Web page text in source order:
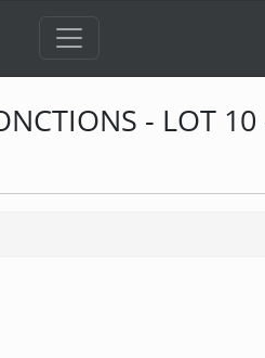
- LOT 10